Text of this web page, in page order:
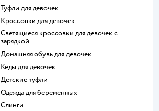
Туфли для девочек
Кроссовки для девочек
Светящиеся кроссовки для девочек с
зарядкой
Домашняя обувь для девочек
Кеды для девочек
Детские туфли
Одежда для беременных
Слинги